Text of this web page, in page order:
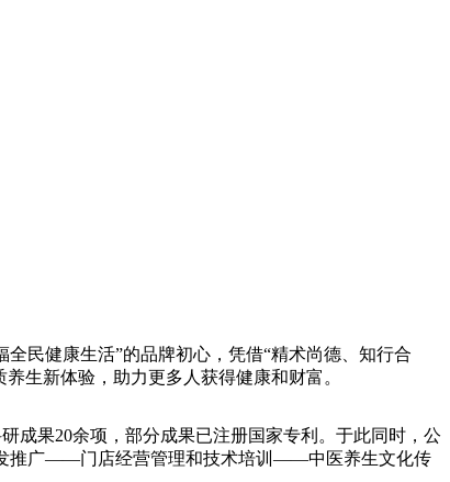
民健康生活”的品牌初心，凭借“精术尚德、知行合
生新体验，助力更多人获得健康和财富。
果20余项，部分成果已注册国家专利。于此同时，公
推广——门店经营管理和技术培训——中医养生文化传